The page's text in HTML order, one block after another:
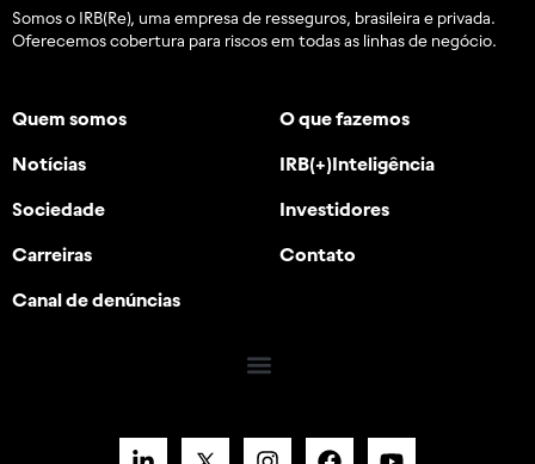
Somos o IRB(Re), uma empresa de resseguros, brasileira e privada.
Oferecemos cobertura para riscos em todas as linhas de negócio.
Quem somos O que fazemos
Notícias IRB(+)Inteligência
Sociedade Investidores
Carreiras Contato
Canal de denúncias